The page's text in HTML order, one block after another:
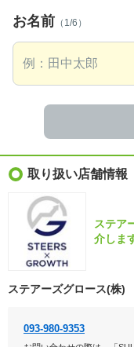
お名前 （1/6）
取り扱い店舗情報
ステア
介しま
ステアーズグロース(株)
093-980-9353